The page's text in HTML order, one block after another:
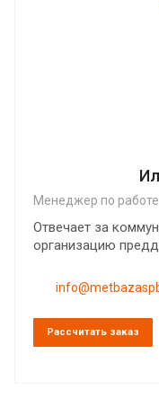
Менеджер по
Отвечает за
организацию
Рассчитать заказ